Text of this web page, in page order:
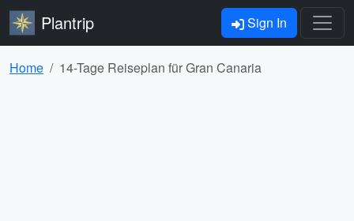
Plantrip Sign In
Home 14-Tage Reiseplan für Gran Canaria